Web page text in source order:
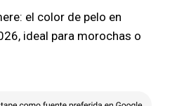
el color de pelo en
ideal para morochas o